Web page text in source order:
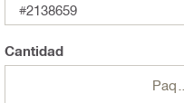
#2138659
Cantidad